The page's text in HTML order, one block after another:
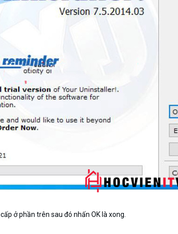
ở phần trên sau đó nhấn OK là xong.